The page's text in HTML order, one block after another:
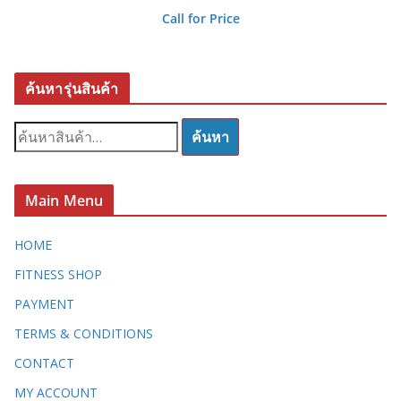
Call for Price
ค้นหารุ่นสินค้า
ค้
น
:
ค้นหา
Main Menu
HOME
FITNESS SHOP
PAYMENT
TERMS & CONDITIONS
CONTACT
MY ACCOUNT